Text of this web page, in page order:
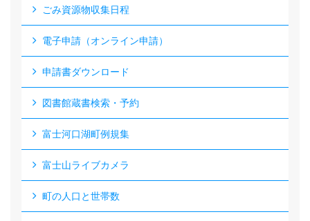
ごみ資源物収集日程
電子申請（オンライン申請）
申請書ダウンロード
図書館蔵書検索・予約
富士河口湖町例規集
富士山ライブカメラ
町の人口と世帯数